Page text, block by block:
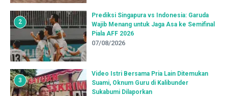
2
Prediksi Singapura vs Indonesia: Garuda
Wajib Menang untuk Jaga Asa ke Semifinal
Piala AFF 2026
07/08/2026
3
Video Istri Bersama Pria Lain Ditemukan
Suami, Oknum Guru di Kalibunder
Sukabumi Dilaporkan